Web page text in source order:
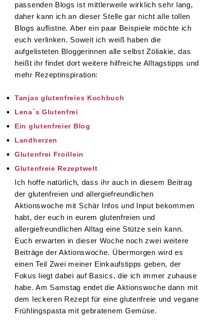
passenden Blogs ist mittlerweile wirklich sehr lang,
daher kann ich an dieser Stelle gar nicht alle tollen
Blogs auflistne. Aber ein paar Beispiele möchte ich
euch verlinken. Soweit ich weiß haben die
aufgelisteten Bloggerinnen alle selbst Zöliakie, das
heißt ihr findet dort weitere hilfreiche Alltagstipps und
mehr Rezeptinspiration:
Tanjas glutenfreies Kochbuch
Lena´s Glutenfrei
Ein glutenfreier Blog
Landherzen
Glutenfrei Froillein
Glutenfreie Rezeptwelt
Ich hoffe natürlich, dass ihr auch in diesem Beitrag
der glutenfreien und allergiefreundlichen
Aktionswoche mit Schär Infos und Input bekommen
habt, der euch in eurem glutenfreien und
allergiefreundlichen Alltag eine Stütze sein kann.
Euch erwarten in dieser Woche noch zwei weitere
Beiträge der Aktionswoche. Übermorgen wird es
einen Teil Zwei meiner Einkaufstipps geben, der
Fokus liegt dabei auf Basics, die ich immer zuhause
habe. Am Samstag endet die Aktionswoche dann mit
dem leckeren Rezept für eine glutenfreie und vegane
Frühlingspasta mit gebratenem Gemüse.